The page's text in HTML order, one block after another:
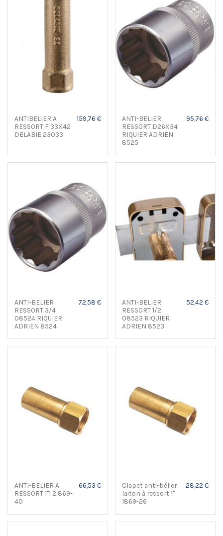
ANTIBELIER A
RESSORT F 33X42
DELABIE 23033
159,76 €
ANTI-BELIER
RESSORT D26X34
RIQUIER ADRIEN
8525
95,76 €
ANTI-BELIER
RESSORT 3/4
08524 RIQUIER
ADRIEN 8524
72,58 €
ANTI-BELIER
RESSORT 1/2
08523 RIQUIER
ADRIEN 8523
52,42 €
ANTI-BELIER A
RESSORT 1"1 2 869-
40
66,53 €
Clapet anti-bélier
laiton à ressort 1"
1869-26
28,22 €